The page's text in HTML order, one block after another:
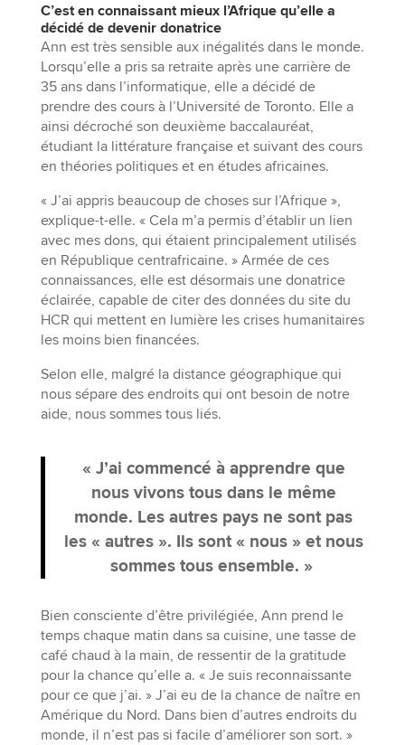
C’est en connaissant mieux l’Afrique qu’elle a
décidé de devenir donatrice
Ann est très sensible aux inégalités dans le monde.
Lorsqu’elle a pris sa retraite après une carrière de
35 ans dans l’informatique, elle a décidé de
prendre des cours à l’Université de Toronto. Elle a
ainsi décroché son deuxième baccalauréat,
étudiant la littérature française et suivant des cours
en théories politiques et en études africaines.
« J’ai appris beaucoup de choses sur l’Afrique »,
explique-t-elle. « Cela m’a permis d’établir un lien
avec mes dons, qui étaient principalement utilisés
en République centrafricaine. » Armée de ces
connaissances, elle est désormais une donatrice
éclairée, capable de citer des données du site du
HCR qui mettent en lumière les crises humanitaires
les moins bien financées.
Selon elle, malgré la distance géographique qui
nous sépare des endroits qui ont besoin de notre
aide, nous sommes tous liés.
« J’ai commencé à apprendre que
nous vivons tous dans le même
monde. Les autres pays ne sont pas
les « autres ». Ils sont « nous » et nous
sommes tous ensemble. »
Bien consciente d’être privilégiée, Ann prend le
temps chaque matin dans sa cuisine, une tasse de
café chaud à la main, de ressentir de la gratitude
pour la chance qu’elle a. « Je suis reconnaissante
pour ce que j’ai. » J’ai eu de la chance de naître en
Amérique du Nord. Dans bien d’autres endroits du
monde, il n’est pas si facile d’améliorer son sort. »